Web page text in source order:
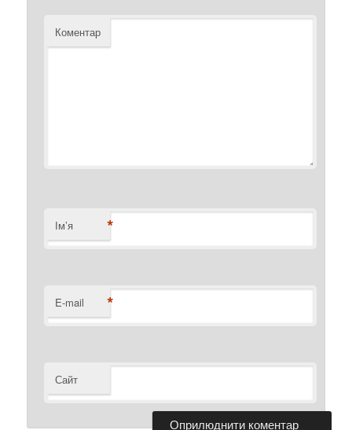
Коментар
Ім’я *
E-mail *
Сайт